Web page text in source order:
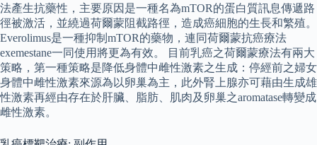
法產生抗藥性，主要原因是一種名為mTOR的蛋白質訊息傳遞路
徑被激活，並繞過荷爾蒙阻截路徑，造成癌細胞的生長和繁殖。
Everolimus是一種抑制mTOR的藥物，連同荷爾蒙抗癌療法
exemestane一同使用將更為有效。 目前乳癌之荷爾蒙療法有兩大
策略，第一種策略是降低身體中雌性激素之生成：停經前之婦女
身體中雌性激素來源為以卵巢為主，此外腎上腺亦可藉由生成雄
性激素再經由存在於肝臟、脂肪、肌肉及卵巢之aromatase轉變成
雌性激素。